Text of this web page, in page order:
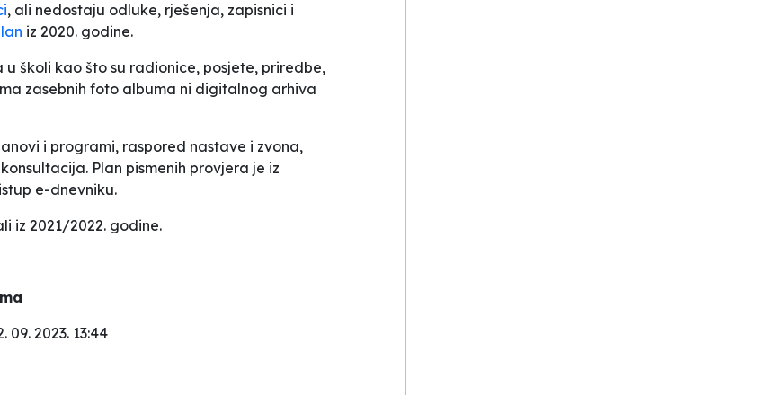
, ali nedostaju odluke, rješenja, zapisnici i
iz 2020. godine.
školi kao što su radionice, posjete, priredbe,
zasebnih foto albuma ni digitalnog arhiva
i programi, raspored nastave i zvona,
Plan pismenih provjera je iz
e-dnevniku.
iz 2021/2022. godine.
09. 2023. 13:44